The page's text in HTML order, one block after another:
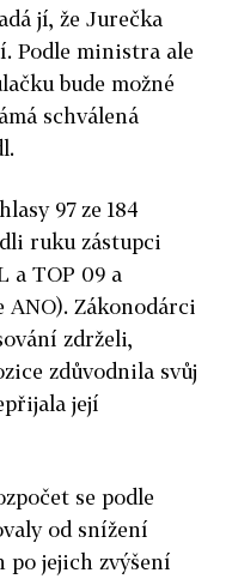
jí, že Jurečka
Podle ministra ale
bude možné
schválená
97 ze 184
ruku zástupci
a TOP 09 a
ANO). Zákonodárci
zdrželi,
zdůvodnila svůj
její
se podle
od snížení
po jejich zvýšení